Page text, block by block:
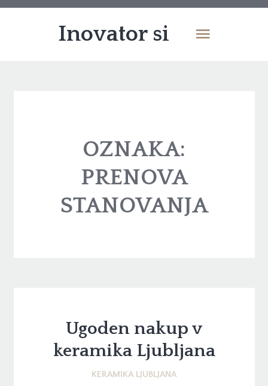
Inovator si
OZNAKA:
PRENOVA
STANOVANJA
Ugoden nakup v
keramika Ljubljana
KERAMIKA LJUBLJANA